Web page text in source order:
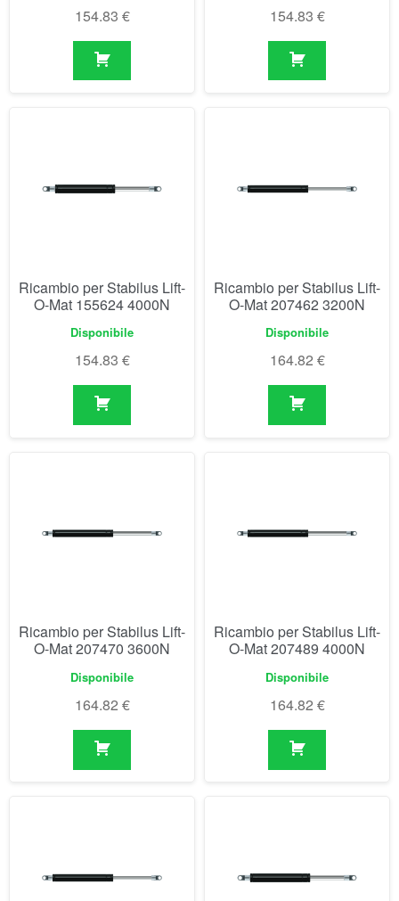
154.83 € 154.83 €
Ricambio per Stabilus Lift-
O-Mat 155624 4000N
Disponibile
154.83 €
Ricambio per Stabilus Lift-
O-Mat 207462 3200N
Disponibile
164.82 €
Ricambio per Stabilus Lift-
O-Mat 207470 3600N
Disponibile
164.82 €
Ricambio per Stabilus Lift-
O-Mat 207489 4000N
Disponibile
164.82 €